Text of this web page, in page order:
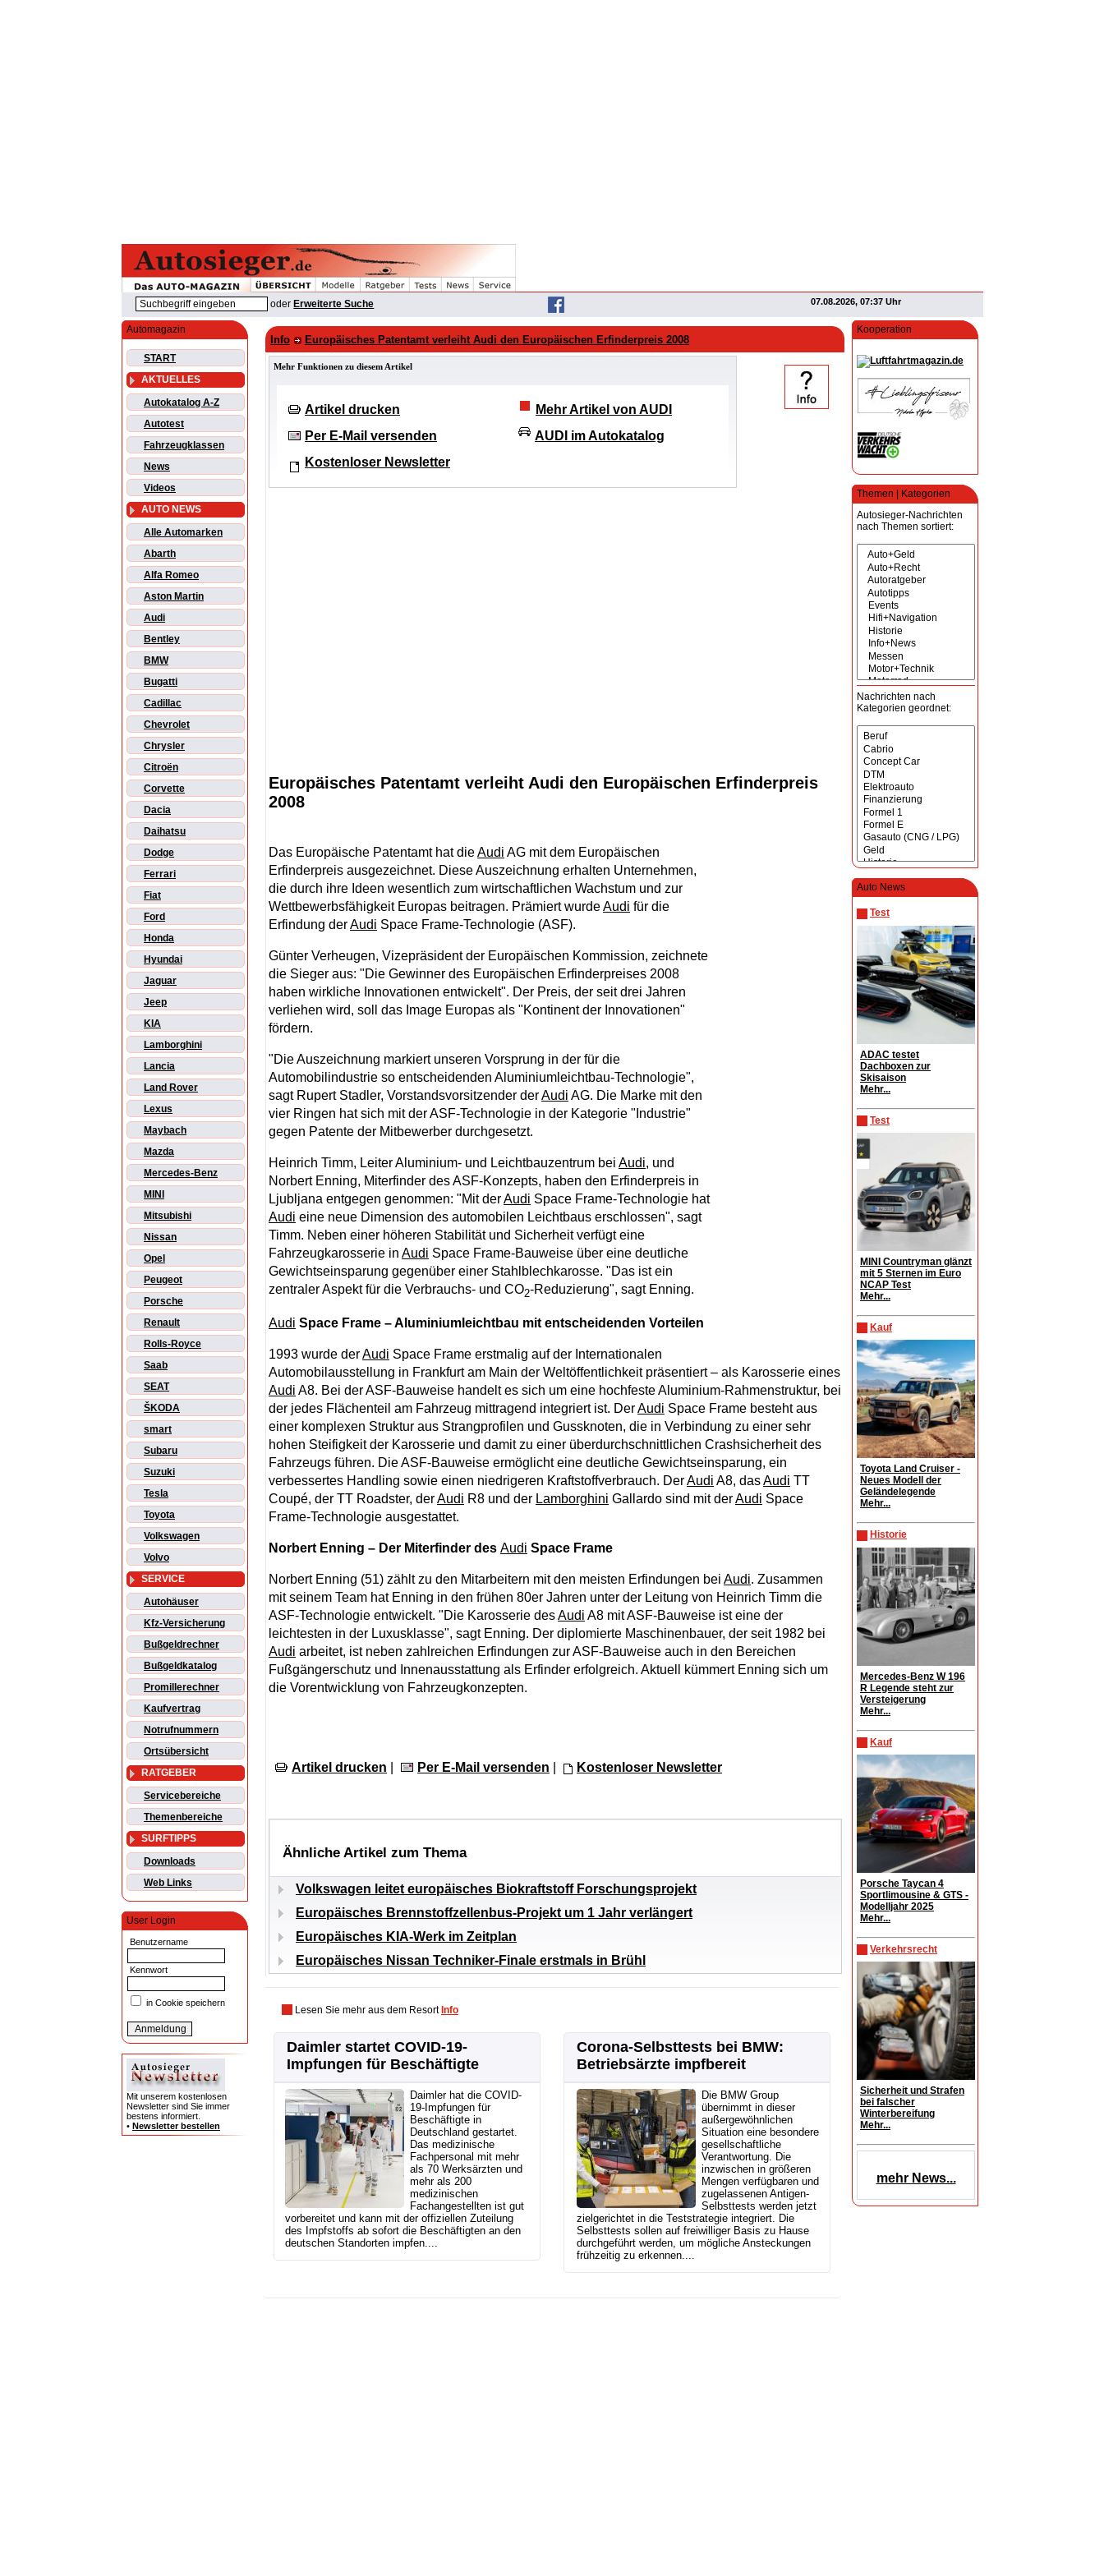
oder Erweiterte Suche 07.08.2026, 07:37 Uhr
Automagazin
START
AKTUELLES
Autokatalog A-Z
Autotest
Fahrzeugklassen
News
Videos
AUTO NEWS
Alle Automarken
Abarth
Alfa Romeo
Aston Martin
Audi
Bentley
BMW
Bugatti
Cadillac
Chevrolet
Chrysler
Citroën
Corvette
Dacia
Daihatsu
Dodge
Ferrari
Fiat
Ford
Honda
Hyundai
Jaguar
Jeep
KIA
Lamborghini
Lancia
Land Rover
Lexus
Maybach
Mazda
Mercedes-Benz
MINI
Mitsubishi
Nissan
Opel
Peugeot
Porsche
Renault
Rolls-Royce
Saab
SEAT
ŠKODA
smart
Subaru
Suzuki
Tesla
Toyota
Volkswagen
Volvo
SERVICE
Autohäuser
Kfz-Versicherung
Bußgeldrechner
Bußgeldkatalog
Promillerechner
Kaufvertrag
Notrufnummern
Ortsübersicht
RATGEBER
Servicebereiche
Themenbereiche
SURFTIPPS
Downloads
Web Links
User Login
Benutzername
Kennwort
in Cookie speichern
Mit unserem kostenlosen
Newsletter sind Sie immer
bestens informiert.
• Newsletter bestellen
Kooperation
Themen | Kategorien
Autosieger-Nachrichten
nach Themen sortiert:
Nachrichten nach
Kategorien geordnet:
Auto News
Test
ADAC testet
Dachboxen zur
Skisaison
Mehr...
Test
MINI Countryman glänzt
mit 5 Sternen im Euro
NCAP Test
Mehr...
Kauf
Toyota Land Cruiser -
Neues Modell der
Geländelegende
Mehr...
Historie
Mercedes-Benz W 196
R Legende steht zur
Versteigerung
Mehr...
Kauf
Porsche Taycan 4
Sportlimousine & GTS -
Modelljahr 2025
Mehr...
Verkehrsrecht
Sicherheit und Strafen
bei falscher
Winterbereifung
Mehr...
mehr News...
Info Europäisches Patentamt verleiht Audi den Europäischen Erfinderpreis 2008
Mehr Funktionen zu diesem Artikel
Artikel drucken
Per E-Mail versenden
Kostenloser Newsletter
Mehr Artikel von AUDI
AUDI im Autokatalog
Europäisches Patentamt verleiht Audi den Europäischen Erfinderpreis
2008
Das Europäische Patentamt hat dieAudi AG mit dem Europäischen
Erfinderpreis ausgezeichnet. Diese Auszeichnung erhalten Unternehmen,
die durch ihre Ideen wesentlich zum wirtschaftlichen Wachstum und zur
Wettbewerbsfähigkeit Europas beitragen. Prämiert wurdeAudi für die
Erfindung derAudi Space Frame-Technologie (ASF).
Günter Verheugen, Vizepräsident der Europäischen Kommission, zeichnete
die Sieger aus: "Die Gewinner des Europäischen Erfinderpreises 2008
haben wirkliche Innovationen entwickelt". Der Preis, der seit drei Jahren
verliehen wird, soll das Image Europas als "Kontinent der Innovationen"
fördern.
"Die Auszeichnung markiert unseren Vorsprung in der für die
Automobilindustrie so entscheidenden Aluminiumleichtbau-Technologie",
sagt Rupert Stadler, Vorstandsvorsitzender derAudi AG. Die Marke mit den
vier Ringen hat sich mit der ASF-Technologie in der Kategorie "Industrie"
gegen Patente der Mitbewerber durchgesetzt.
Heinrich Timm, Leiter Aluminium- und Leichtbauzentrum bei Audi, und
Norbert Enning, Miterfinder des ASF-Konzepts, haben den Erfinderpreis in
Ljubljana entgegen genommen: "Mit derAudi Space Frame-Technologie hat
Audi eine neue Dimension des automobilen Leichtbaus erschlossen", sagt
Timm. Neben einer höheren Stabilität und Sicherheit verfügt eine
Fahrzeugkarosserie in Audi Space Frame-Bauweise über eine deutliche
Gewichtseinsparung gegenüber einer Stahlblechkarosse. "Das ist ein
zentraler Aspekt für die Verbrauchs- und CO2-Reduzierung", sagt Enning.
Audi Space Frame – Aluminiumleichtbau mit entscheidenden Vorteilen
1993 wurde derAudi Space Frame erstmalig auf der Internationalen
Automobilausstellung in Frankfurt am Main der Weltöffentlichkeit präsentiert – als Karosserie eines
Audi A8. Bei der ASF-Bauweise handelt es sich um eine hochfeste Aluminium-Rahmenstruktur, bei
der jedes Flächenteil am Fahrzeug mittragend integriert ist. DerAudi Space Frame besteht aus
einer komplexen Struktur aus Strangprofilen und Gussknoten, die in Verbindung zu einer sehr
hohen Steifigkeit der Karosserie und damit zu einer überdurchschnittlichen Crashsicherheit des
Fahrzeugs führen. Die ASF-Bauweise ermöglicht eine deutliche Gewichtseinsparung, ein
verbessertes Handling sowie einen niedrigeren Kraftstoffverbrauch. DerAudi A8, dasAudi TT
Coupé, der TT Roadster, derAudi R8 und der Lamborghini Gallardo sind mit derAudi Space
Frame-Technologie ausgestattet.
Norbert Enning – Der Miterfinder des Audi Space Frame
Norbert Enning (51) zählt zu den Mitarbeitern mit den meisten Erfindungen bei Audi. Zusammen
mit seinem Team hat Enning in den frühen 80er Jahren unter der Leitung von Heinrich Timm die
ASF-Technologie entwickelt. "Die Karosserie desAudi A8 mit ASF-Bauweise ist eine der
leichtesten in der Luxusklasse", sagt Enning. Der diplomierte Maschinenbauer, der seit 1982 bei
Audi arbeitet, ist neben zahlreichen Erfindungen zur ASF-Bauweise auch in den Bereichen
Fußgängerschutz und Innenausstattung als Erfinder erfolgreich. Aktuell kümmert Enning sich um
die Vorentwicklung von Fahrzeugkonzepten.
Artikel drucken Per E-Mail versenden Kostenloser Newsletter
Ähnliche Artikel zum Thema
Volkswagen leitet europäisches Biokraftstoff Forschungsprojekt
Europäisches Brennstoffzellenbus-Projekt um 1 Jahr verlängert
Europäisches KIA-Werk im Zeitplan
Europäisches Nissan Techniker-Finale erstmals in Brühl
Lesen Sie mehr aus dem Resort Info
Daimler startet COVID-19-
Impfungen für Beschäftigte
Daimler hat die COVID-
19-Impfungen für
Beschäftigte in
Deutschland gestartet.
Das medizinische
Fachpersonal mit mehr
als 70 Werksärzten und
mehr als 200
medizinischen
Fachangestellten ist gut
vorbereitet und kann mit der offiziellen Zuteilung
des Impfstoffs ab sofort die Beschäftigten an den
deutschen Standorten impfen....
Corona-Selbsttests bei BMW:
Betriebsärzte impfbereit
Die BMW Group
übernimmt in dieser
außergewöhnlichen
Situation eine besondere
gesellschaftliche
Verantwortung. Die
inzwischen in größeren
Mengen verfügbaren und
zugelassenen Antigen-
Selbsttests werden jetzt
zielgerichtet in die Teststrategie integriert. Die
Selbsttests sollen auf freiwilliger Basis zu Hause
durchgeführt werden, um mögliche Ansteckungen
frühzeitig zu erkennen....